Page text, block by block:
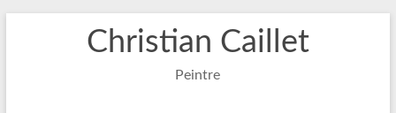
Christian Caillet
Peintre